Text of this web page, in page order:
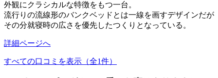
外観にクラシカルな特徴をもつ一台。
流行りの流線形のバンクベッドとは一線を画すデザインだが
その分就寝時の広さを優先したつくりとなっている。
詳細ページへ
すべての口コミを表示（全1件）